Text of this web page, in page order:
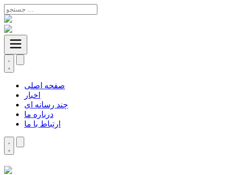
صفحه اصلی
اخبار
چند رسانه ای
درباره ما
ارتباط با ما